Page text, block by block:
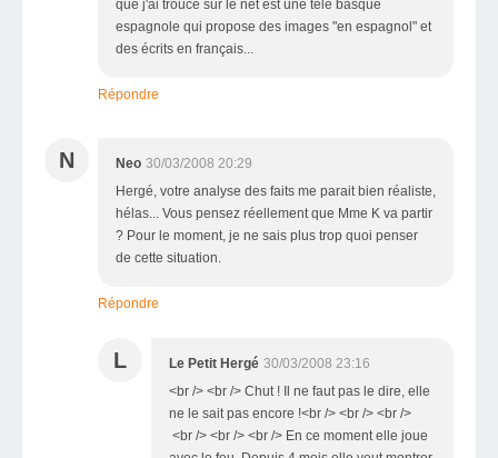
que j'ai troucé sur le net est une télé basque
espagnole qui propose des images "en espagnol" et
des écrits en français...
Répondre
N Neo 30/03/2008 20:29
Hergé, votre analyse des faits me parait bien réaliste,
hélas... Vous pensez réellement que Mme K va partir
? Pour le moment, je ne sais plus trop quoi penser
de cette situation.
Répondre
L Le Petit Hergé 30/03/2008 23:16
<br /> <br /> Chut ! Il ne faut pas le dire, elle
ne le sait pas encore !<br /> <br /> <br />
<br /> <br /> <br /> En ce moment elle joue